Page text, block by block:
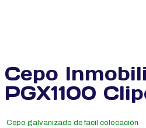
Cepo
PGX1100
Cepo galvanizado de facil colocación